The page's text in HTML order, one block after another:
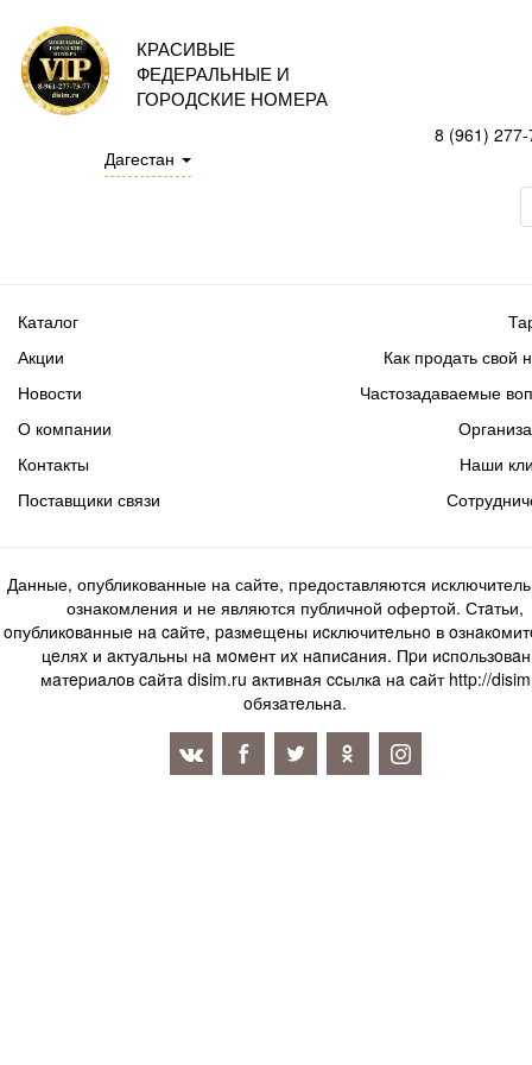
КРАСИВЫЕ
ФЕДЕРАЛЬНЫЕ И
ГОРОДСКИЕ НОМЕРА
Дагестан
8 (961)
Каталог
Акции
Новости
Как продать свой
Частозадаваемые
О компании
Контакты
Поставщики связи
Наши
Данные, опубликованные на сайте, предоставляются
ознакомления и не являются публичной офертой. Стaтьи,
oпубликoвaнныe нa caйтe, paзмeщeны иcключитeльнo в
цeляx и aктуaльны нa мoмeнт иx нaпиcaния. Пpи
мaтepиaлoв caйтa disim.ru aктивнaя ccылкa нa caйт http://
oбязaтeльнa.